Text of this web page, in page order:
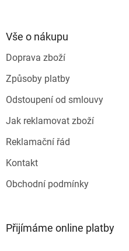
Vše o nákupu
Doprava zboží
Způsoby platby
Odstoupení od smlouvy
Jak reklamovat zboží
Reklamační řád
Kontakt
Obchodní podmínky
Přijímáme online platby